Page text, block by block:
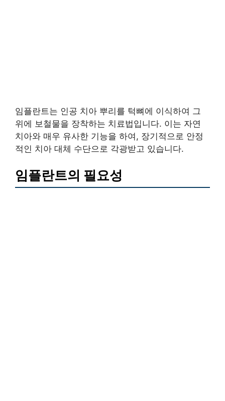
임플란트는 인공 치아 뿌리를 턱뼈에 이식하여 그
위에 보철물을 장착하는 치료법입니다. 이는 자연
치아와 매우 유사한 기능을 하여, 장기적으로 안정
적인 치아 대체 수단으로 각광받고 있습니다.
임플란트의 필요성